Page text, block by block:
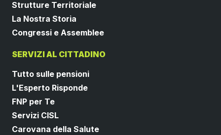
Strutture Territoriale
La Nostra Storia
Congressi e Assemblee
SERVIZI AL CITTADINO
Tutto sulle pensioni
L'Esperto Risponde
FNP per Te
Servizi CISL
Carovana della Salute